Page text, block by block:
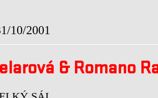
10/2001
& Romano